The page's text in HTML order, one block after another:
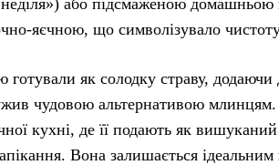
яєчною, що символізувало
як солодку страву,
чудовою альтернативою
кухні, де її подають як
Вона залишається ідеальним